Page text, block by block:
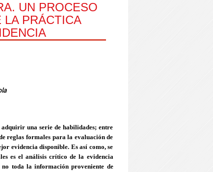
UN PROCESO
LA PRÁCTICA
una serie de habilidades; entre
reglas formales para la evaluación de
evidencia disponible. Es así como, se
es el análisis crítico de la evidencia
toda la información proveniente de